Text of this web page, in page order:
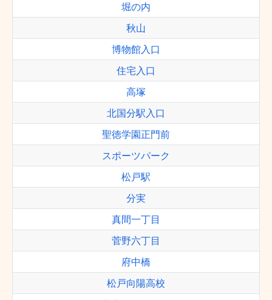
堀の内
秋山
博物館入口
住宅入口
高塚
北国分駅入口
聖徳学園正門前
スポーツパーク
松戸駅
分実
真間一丁目
菅野六丁目
府中橋
松戸向陽高校